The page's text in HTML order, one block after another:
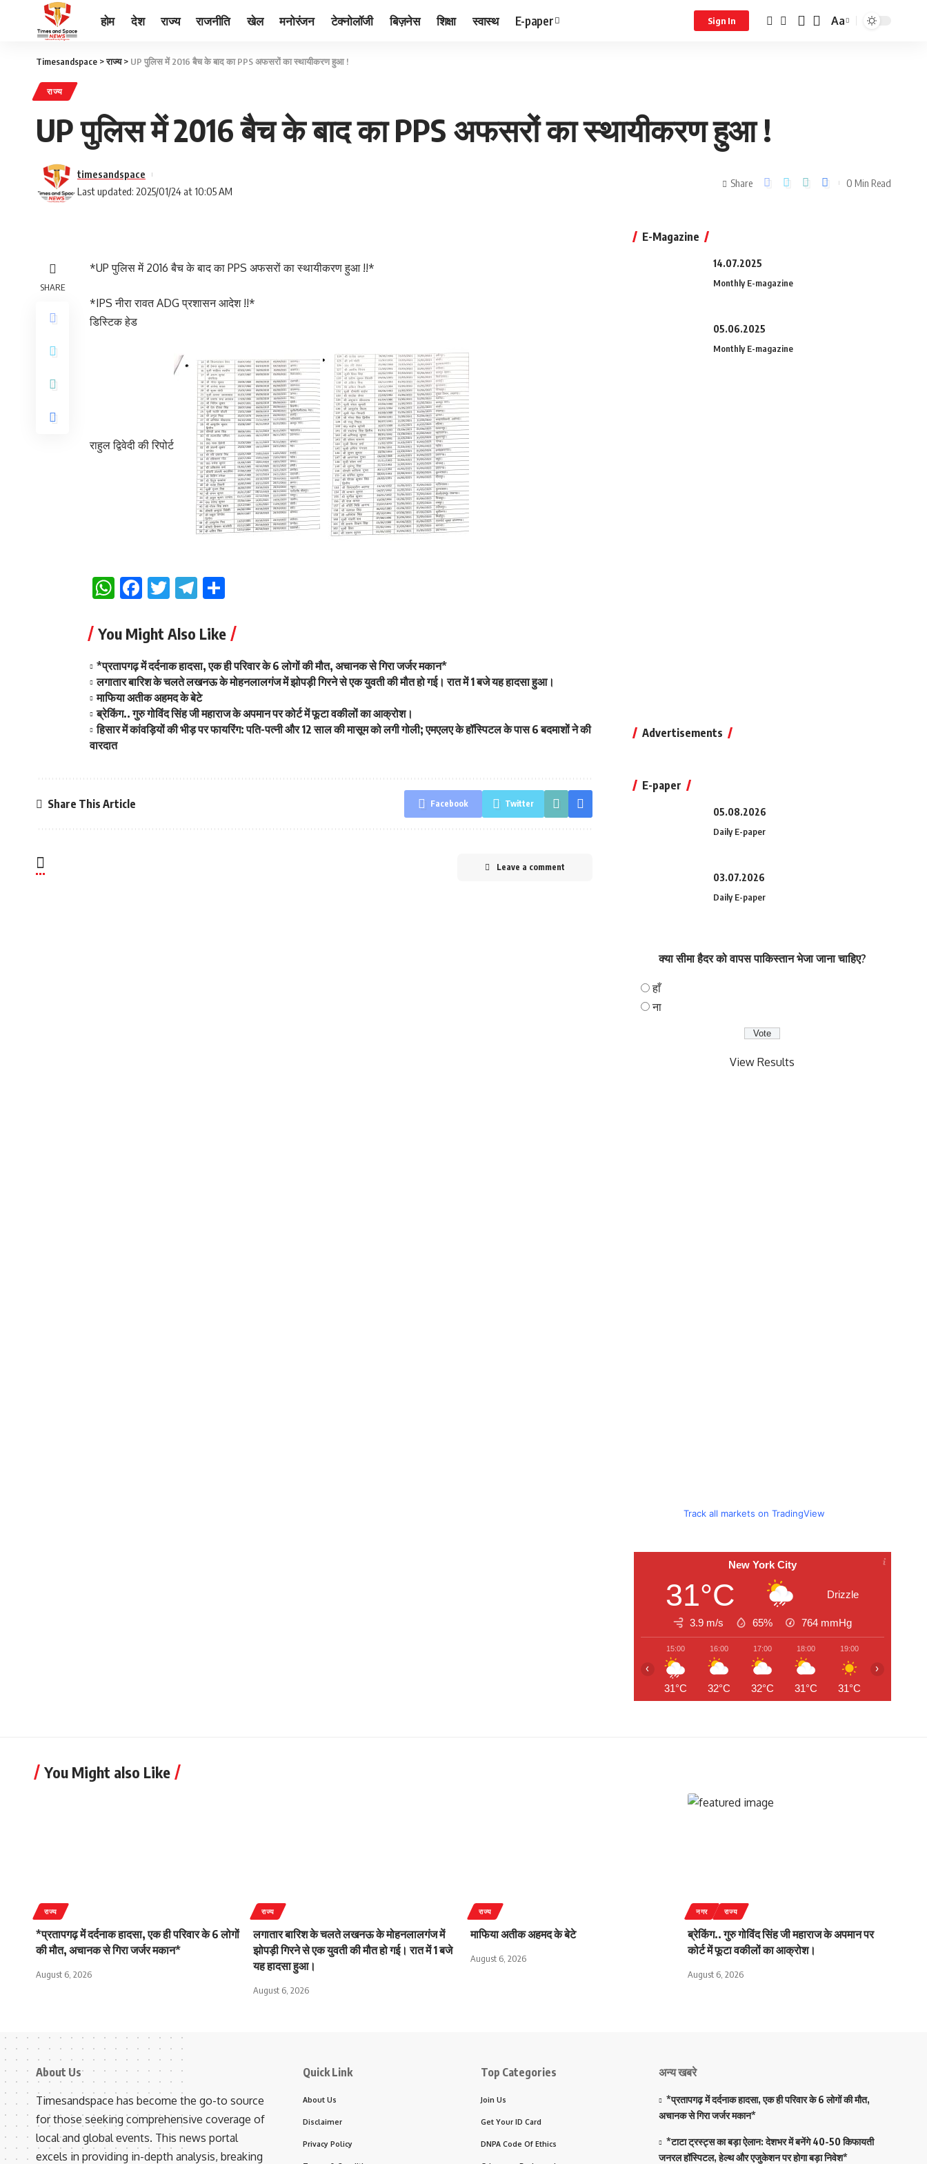
होम देश राज्य राजनीति खेल मनोरंजन टेक्नोलॉजी बिज़नेस शिक्षा स्वास्थ E-paper Sign In Aa
Timesandspace >राज्य> UP पुलिस में 2016 बैच के बाद का PPS अफसरों का स्थायीकरण हुआ !
राज्य
UP पुलिस में 2016 बैच के बाद का PPS अफसरों का स्थायीकरण हुआ !
Last updated: 2025/01/24 at 10:05 AM
timesandspace
Share 0 Min Read
SHARE
*UP पुलिस में 2016 बैच के बाद का PPS अफसरों का स्थायीकरण हुआ !!*
*IPS नीरा रावत ADG प्रशासन आदेश !!*
डिस्टिक हेड
राहुल द्विवेदी की रिपोर्ट
WhatsApp
Facebook
TwitterTelegram
You Might Also Like
*प्रतापगढ़ में दर्दनाक हादसा, एक ही परिवार के 6 लोगों की मौत, अचानक से गिरा जर्जर मकान*
लगातार बारिश के चलते लखनऊ के मोहनलालगंज में झोपड़ी गिरने से एक युवती की मौत हो गई। रात में 1 बजे यह हादसा हुआ।
माफिया अतीक अहमद के बेटे
ब्रेकिंग.. गुरु गोविंद सिंह जी महाराज के अपमान पर कोर्ट में फूटा वकीलों का आक्रोश।
हिसार में कांवड़ियों की भीड़ पर फायरिंग: पति-पत्नी और 12 साल की मासूम को लगी गोली; एमएलए के हॉस्पिटल के पास 6 बदमाशों ने की
वारदात
Share This Article Facebook Twitter
Leave a comment
E-Magazine
14.07.2025
Monthly E-magazine
05.06.2025
Monthly E-magazine
Advertisements
E-paper
05.08.2026
Daily E-paper
03.07.2026
Daily E-paper
क्या सीमा हैदर को वापस पाकिस्तान भेजा जाना चाहिए?
हाँ
ना
View Results
Track all markets on TradingView
New York City
31°C Drizzle
3.9 m/s 65% 764 mmHg
15:00
31°C
16:00
32°C
17:00
32°C
18:00
31°C
19:00
31°C
‹ ›
You Might also Like
राज्य
*प्रतापगढ़ में दर्दनाक हादसा, एक ही परिवार के 6 लोगों
की मौत, अचानक से गिरा जर्जर मकान*
August 6, 2026
राज्य
लगातार बारिश के चलते लखनऊ के मोहनलालगंज में
झोपड़ी गिरने से एक युवती की मौत हो गई। रात में 1 बजे
यह हादसा हुआ।
August 6, 2026
राज्य
माफिया अतीक अहमद के बेटे
August 6, 2026
नगर राज्य
ब्रेकिंग.. गुरु गोविंद सिंह जी महाराज के अपमान पर
कोर्ट में फूटा वकीलों का आक्रोश।
August 6, 2026
About Us
Timesandspace has become the go-to source
for those seeking comprehensive coverage of
local and global events. This news portal
excels in providing in-depth analysis, breaking
Quick Link
About Us
Disclaimer
Privacy Policy
Top Categories
Join Us
Get Your ID Card
DNPA Code Of Ethics
अन्य खबरे
*प्रतापगढ़ में दर्दनाक हादसा, एक ही परिवार के 6 लोगों की मौत,
अचानक से गिरा जर्जर मकान*
*टाटा ट्रस्ट्स का बड़ा ऐलान: देशभर में बनेंगे 40-50 किफायती
जनरल हॉस्पिटल, हेल्थ और एजुकेशन पर होगा बड़ा निवेश*